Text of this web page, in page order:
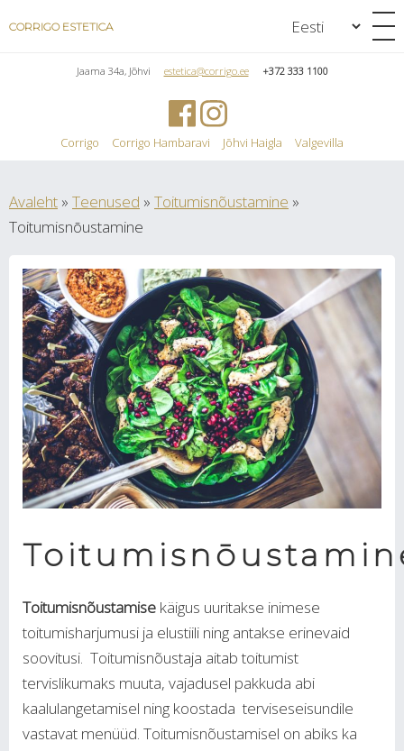
Jaama 34a, Jõhvi estetica@corrigo.ee +372 333 1100
Corrigo Corrigo Hambaravi Jõhvi Haigla Valgevilla
CORRIGO ESTETICA
Avaleht » Teenused » Toitumisnõustamine »
Toitumisnōustamine
Toitumisnõustamise käigus uuritakse inimese
toitumisharjumusi ja elustiili ning antakse erinevaid
soovitusi. Toitumisnõustaja aitab toitumist
tervislikumaks muuta, vajadusel pakkuda abi
kaalulangetamisel ning koostada terviseseisundile
vastavat menüüd. Toitumisnõustamisel on abiks ka